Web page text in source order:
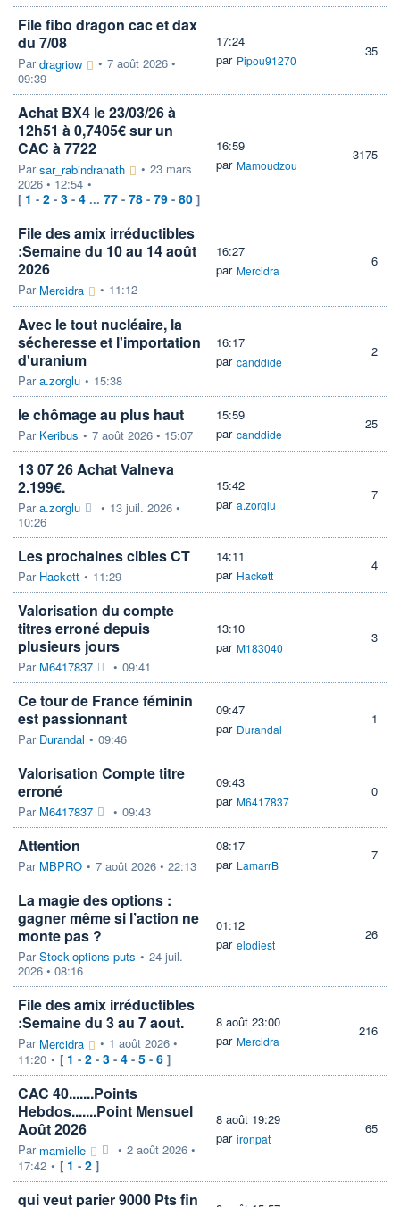
File fibo dragon cac et dax
du 7/08
Pardragriow • 7 août 2026 •
09:39
17:24
par Pipou91270
35
Achat BX4 le 23/03/26 à
12h51 à 0,7405€ sur un
CAC à 7722
Parsar_rabindranath • 23 mars
2026 • 12:54 •
[ 1 - 2 - 3 - 4 ... 77 - 78 - 79 - 80 ]
16:59
par Mamoudzou
3175
File des amix irréductibles
:Semaine du 10 au 14 août
2026
Par Mercidra • 11:12
16:27
par Mercidra
6
Avec le tout nucléaire, la
sécheresse et l'importation
d'uranium
Para.zorglu • 15:38
16:17
par canddide
2
le chômage au plus haut
Par Keribus • 7 août 2026 • 15:07
15:59
par canddide
25
13 07 26 Achat Valneva
2.199€.
Para.zorglu • 13 juil. 2026 •
10:26
15:42
par a.zorglu
7
Les prochaines cibles CT
Par Hackett • 11:29
14:11
par Hackett
4
Valorisation du compte
titres erroné depuis
plusieurs jours
Par M6417837 • 09:41
13:10
par M183040
3
Ce tour de France féminin
est passionnant
Par Durandal • 09:46
09:47
par Durandal
1
Valorisation Compte titre
erroné
Par M6417837 • 09:43
09:43
par M6417837
0
Attention
Par MBPRO • 7 août 2026 • 22:13
08:17
par LamarrB
7
La magie des options :
gagner même si l’action ne
monte pas ?
ParStock-options-puts • 24 juil.
2026 • 08:16
01:12
par elodiest
26
File des amix irréductibles
:Semaine du 3 au 7 aout.
Par Mercidra • 1 août 2026 •
11:20 • [ 1 - 2 - 3 - 4 - 5 - 6 ]
8 août 23:00
par Mercidra
216
CAC 40.......Points
Hebdos.......Point Mensuel
Août 2026
Par mamielle • 2 août 2026 •
17:42 • [ 1 - 2 ]
8 août 19:29
par ironpat
65
qui veut parier 9000 Pts fin